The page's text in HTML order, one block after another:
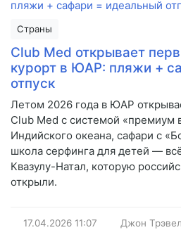
Страны
Club Med открывает
курорт в ЮАР: пляжи +
отпуск
Летом 2026 года в ЮАР
Club Med с системой «премиум
Индийского океана, сафари с
школа серфинга для детей —
Квазулу-Натал, которую
открыли.
17.04.2026 11:07 Джон Трэвел